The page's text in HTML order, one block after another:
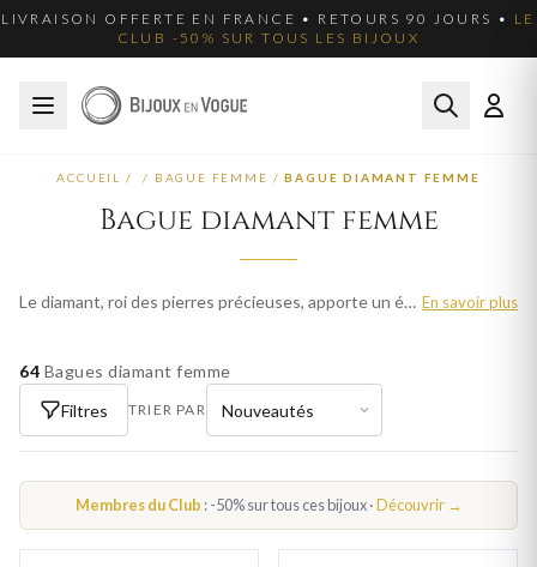
LIVRAISON OFFERTE EN FRANCE • RETOURS 90 JOURS • LE
CLUB -50% SUR TOUS LES BIJOUX
ACCUEIL / / BAGUE FEMME / BAGUE DIAMANT FEMME
Bague diamant femme
Le diamant, roi des pierres précieuses, apporte un éclat incomparable à chaque bijou. Nos bagues diamant femme sont sertis avec précision pour maximiser la brillance de chaque pierre. Parcourez plus de 2235 modèles pour femme et trouvez la pièce qui sublimera votre style. Livraison offerte en France métropolitaine. En savoir plus
64 Bagues diamant femme
Filtres
TRIER PAR
Membres du Club : -50% sur tous ces bijoux ·Découvrir →